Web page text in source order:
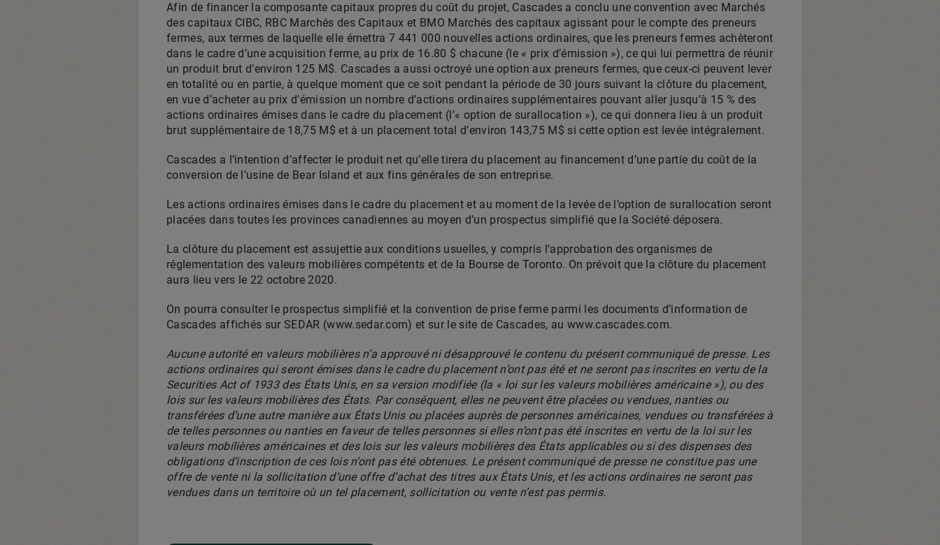
Afin de financer la composante capitaux propres du coût du projet, Cascades a conclu une convention avec Marchés
des capitaux CIBC, RBC Marchés des Capitaux et BMO Marchés des capitaux agissant pour le compte des preneurs
fermes, aux termes de laquelle elle émettra 7 441 000 nouvelles actions ordinaires, que les preneurs fermes achèteront
dans le cadre d’une acquisition ferme, au prix de 16.80 $ chacune (le « prix d’émission »), ce qui lui permettra de réunir
un produit brut d’environ 125 M$. Cascades a aussi octroyé une option aux preneurs fermes, que ceux-ci peuvent lever
en totalité ou en partie, à quelque moment que ce soit pendant la période de 30 jours suivant la clôture du placement,
en vue d’acheter au prix d’émission un nombre d’actions ordinaires supplémentaires pouvant aller jusqu’à 15 % des
actions ordinaires émises dans le cadre du placement (l’« option de surallocation »), ce qui donnera lieu à un produit
brut supplémentaire de 18,75 M$ et à un placement total d’environ 143,75 M$ si cette option est levée intégralement.
Cascades a l’intention d’affecter le produit net qu’elle tirera du placement au financement d’une partie du coût de la
conversion de l’usine de Bear Island et aux fins générales de son entreprise.
Les actions ordinaires émises dans le cadre du placement et au moment de la levée de l’option de surallocation seront
placées dans toutes les provinces canadiennes au moyen d’un prospectus simplifié que la Société déposera.
La clôture du placement est assujettie aux conditions usuelles, y compris l’approbation des organismes de
réglementation des valeurs mobilières compétents et de la Bourse de Toronto. On prévoit que la clôture du placement
aura lieu vers le 22 octobre 2020.
On pourra consulter le prospectus simplifié et la convention de prise ferme parmi les documents d’information de
Cascades affichés sur SEDAR (www.sedar.com) et sur le site de Cascades, au www.cascades.com.
Aucune autorité en valeurs mobilières n’a approuvé ni désapprouvé le contenu du présent communiqué de presse. Les
actions ordinaires qui seront émises dans le cadre du placement n’ont pas été et ne seront pas inscrites en vertu de la
Securities Act of 1933 des États Unis, en sa version modifiée (la « loi sur les valeurs mobilières américaine »), ou des
lois sur les valeurs mobilières des États. Par conséquent, elles ne peuvent être placées ou vendues, nanties ou
transférées d’une autre manière aux États Unis ou placées auprès de personnes américaines, vendues ou transférées à
de telles personnes ou nanties en faveur de telles personnes si elles n’ont pas été inscrites en vertu de la loi sur les
valeurs mobilières américaines et des lois sur les valeurs mobilières des États applicables ou si des dispenses des
obligations d’inscription de ces lois n’ont pas été obtenues. Le présent communiqué de presse ne constitue pas une
offre de vente ni la sollicitation d’une offre d’achat des titres aux États Unis, et les actions ordinaires ne seront pas
vendues dans un territoire où un tel placement, sollicitation ou vente n’est pas permis.